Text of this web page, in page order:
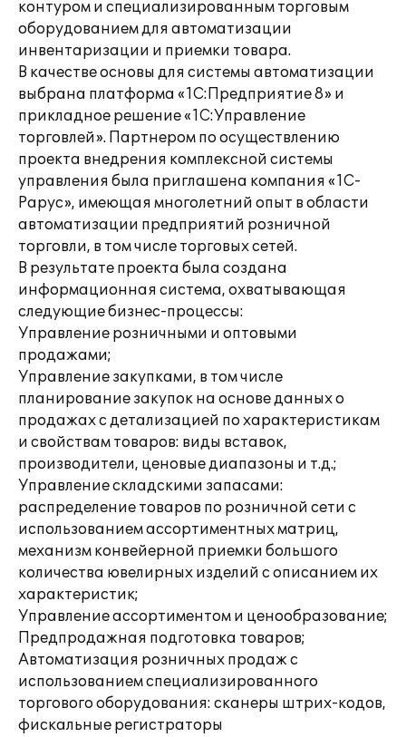
контуром и специализированным торговым
оборудованием для автоматизации
инвентаризации и приемки товара.
В качестве основы для системы автоматизации
выбрана платформа «1С:Предприятие 8» и
прикладное решение «1С:Управление
торговлей». Партнером по осуществлению
проекта внедрения комплексной системы
управления была приглашена компания «1С-
Рарус», имеющая многолетний опыт в области
автоматизации предприятий розничной
торговли, в том числе торговых сетей.
В результате проекта была создана
информационная система, охватывающая
следующие бизнес-процессы:
Управление розничными и оптовыми
продажами;
Управление закупками, в том числе
планирование закупок на основе данных о
продажах с детализацией по характеристикам
и свойствам товаров: виды вставок,
производители, ценовые диапазоны и т.д.;
Управление складскими запасами:
распределение товаров по розничной сети с
использованием ассортиментных матриц,
механизм конвейерной приемки большого
количества ювелирных изделий с описанием их
характеристик;
Управление ассортиментом и ценообразование;
Предпродажная подготовка товаров;
Автоматизация розничных продаж с
использованием специализированного
торгового оборудования: сканеры штрих-кодов,
фискальные регистраторы